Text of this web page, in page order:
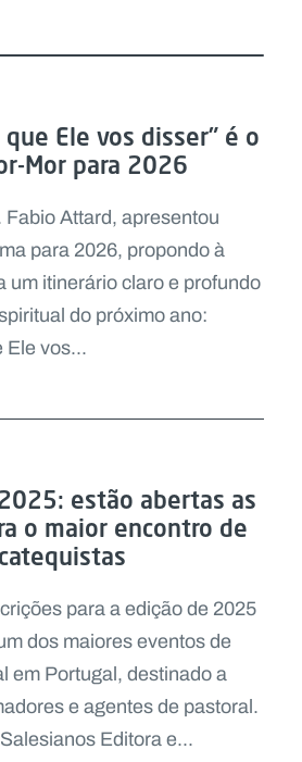
Ele vos disser” é o
Mor para 2026
Fabio Attard, apresentou
para 2026, propondo à
um itinerário claro e profundo
do próximo ano:
Ele vos...
estão abertas as
o maior encontro de
para a edição de 2025
dos maiores eventos de
em Portugal, destinado a
e agentes de pastoral.
Editora e...